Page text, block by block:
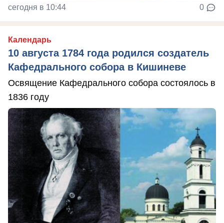
сегодня в 10:44 0
Календарь
10 августа 1784 года родился создатель
Кафедрального собора в Кишиневе
Освящение Кафедрального собора состоялось в
1836 году